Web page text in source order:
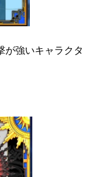
が強いキャラクタ